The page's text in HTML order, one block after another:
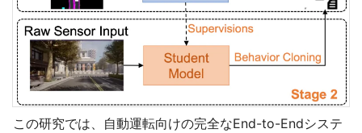
この研究では、自動運転向けの完全なEnd-to-Endシステ